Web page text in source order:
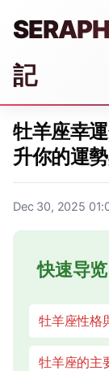
記
牡羊座幸
升你的運
Dec 30, 2025
快速导览
牡羊座性格
牡羊座的主